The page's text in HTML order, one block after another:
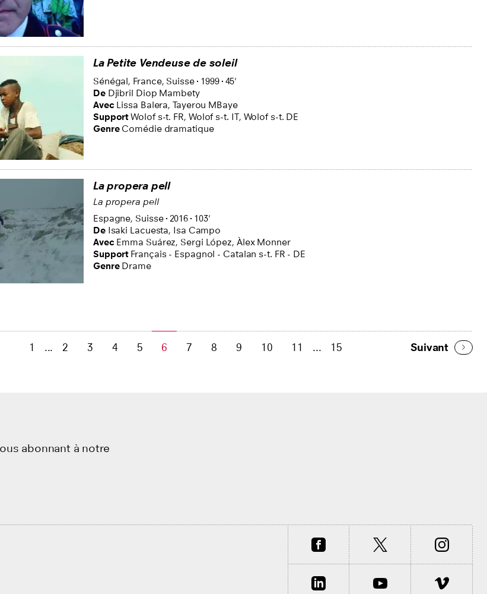
La Petite Vendeuse de soleil
Sénégal, France, Suisse 1999 45'
De Djibril Diop Mambety
Avec Lissa Balera,Tayerou MBaye
Support Wolof s-t. FR, Wolof s-t. IT, Wolof s-t. DE
Genre Comédie dramatique
La propera pell
La propera pell
Espagne, Suisse 2016 103'
De Isaki Lacuesta, Isa Campo
Avec Emma Suárez, Sergi López, Àlex Monner
Support Français - Espagnol - Catalan s-t. FR - DE
Genre Drame
1 ... 2 3 4 5 6 7 8 9 10 11 ... 15 Suivant
abonnant à notre